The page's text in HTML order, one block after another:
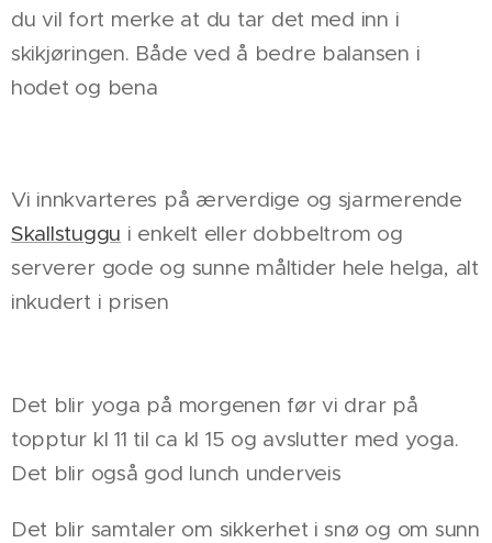
du vil fort merke at du tar det med inn i
skikjøringen. Både ved å bedre balansen i
hodet og bena
Vi innkvarteres på ærverdige og sjarmerende
Skallstuggu i enkelt eller dobbeltrom og
serverer gode og sunne måltider hele helga, alt
inkudert i prisen
Det blir yoga på morgenen før vi drar på
topptur kl 11 til ca kl 15 og avslutter med yoga.
Det blir også god lunch underveis
Det blir samtaler om sikkerhet i snø og om sunn